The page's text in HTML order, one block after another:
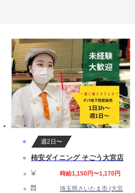
週2日〜
柿安ダイニング そごう大宮店
時給1,150円〜1,170円
埼玉県さいたま市 (大宮